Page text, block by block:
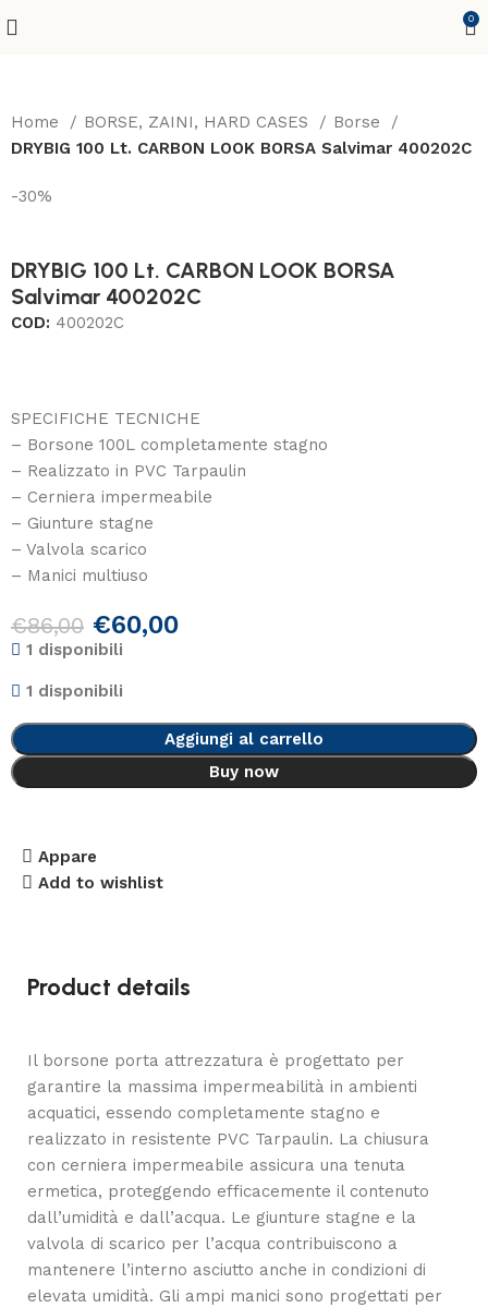
0
Home BORSE, ZAINI, HARD CASES
Borse
DRYBIG 100 Lt. CARBON LOOK BORSA Salvimar 400202C
-30%
DRYBIG 100 Lt. CARBON LOOK BORSA
Salvimar 400202C
COD: 400202C
SPECIFICHE TECNICHE
– Borsone 100L completamente stagno
– Realizzato in PVC Tarpaulin
– Cerniera impermeabile
– Giunture stagne
– Valvola scarico
– Manici multiuso
€86,00 €60,00
1 disponibili
1 disponibili
Aggiungi al carrello
Buy now
Appare
Add to wishlist
Product details
Il borsone porta attrezzatura è progettato per
garantire la massima impermeabilità in ambienti
acquatici, essendo completamente stagno e
realizzato in resistente PVC Tarpaulin. La chiusura
con cerniera impermeabile assicura una tenuta
ermetica, proteggendo efficacemente il contenuto
dall’umidità e dall’acqua. Le giunture stagne e la
valvola di scarico per l’acqua contribuiscono a
mantenere l’interno asciutto anche in condizioni di
elevata umidità. Gli ampi manici sono progettati per